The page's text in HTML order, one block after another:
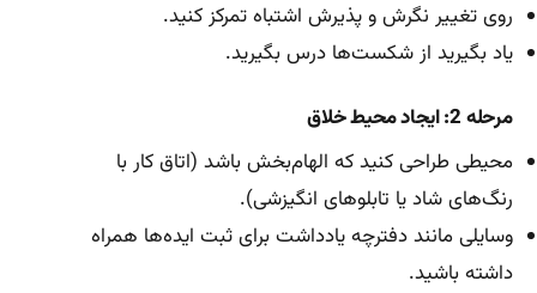
روی تغییر نگرش و پذیرش اشتباه تمرکز کنید.
یاد بگیرید از شکست‌ها درس بگیرید.
مرحله 2: ایجاد محیط خلاق
محیطی طراحی کنید که الهام‌بخش باشد (اتاق کار با
رنگ‌های شاد یا تابلوهای انگیزشی).
وسایلی مانند دفترچه یادداشت برای ثبت ایده‌ها همراه
داشته باشید.